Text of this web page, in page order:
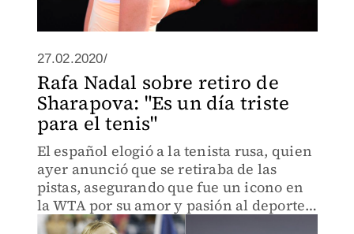
27.02.2020/
Rafa Nadal sobre retiro de
Sharapova: "Es un día triste
para el tenis"
El español elogió a la tenista rusa, quien
ayer anunció que se retiraba de las
pistas, asegurando que fue un icono en
la WTA por su amor y pasión al deporte
blanco.